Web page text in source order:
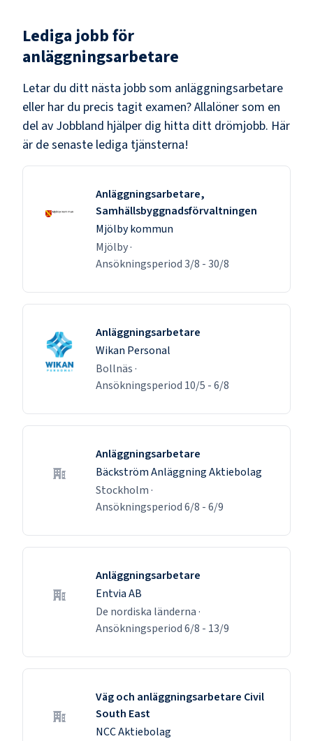
Lediga jobb för
anläggningsarbetare
Letar du ditt nästa jobb som anläggningsarbetare
eller har du precis tagit examen? Allalöner som en
del av Jobbland hjälper dig hitta ditt drömjobb. Här
är de senaste lediga tjänsterna!
Anläggningsarbetare,
Samhällsbyggnadsförvaltningen
Mjölby kommun
Mjölby·
Ansökningsperiod3/8 -30/8
Anläggningsarbetare
Wikan Personal
Bollnäs ·
Ansökningsperiod 10/5 -6/8
Anläggningsarbetare
Bäckström Anläggning Aktiebolag
Stockholm ·
Ansökningsperiod6/8 -6/9
Anläggningsarbetare
Entvia AB
De nordiska länderna ·
Ansökningsperiod6/8 - 13/9
Väg och anläggningsarbetare Civil
South East
NCC Aktiebolag